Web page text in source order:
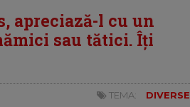
apreciază-l cu un
sau tătici. Îți
TEMA: DIVERSE